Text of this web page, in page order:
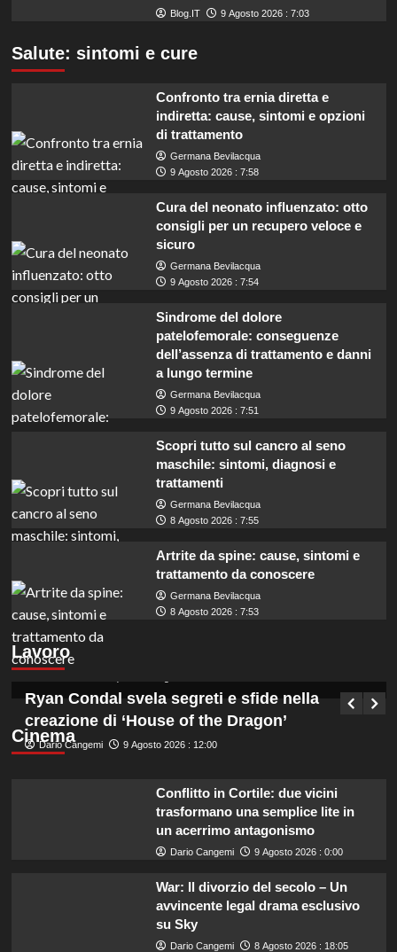
Blog.IT 9 Agosto 2026 : 7:03
Salute: sintomi e cure
Confronto tra ernia diretta e
indiretta: cause, sintomi e opzioni
di trattamento
Germana Bevilacqua
9 Agosto 2026 : 7:58
Cura del neonato influenzato: otto
consigli per un recupero veloce e
sicuro
Germana Bevilacqua
9 Agosto 2026 : 7:54
Sindrome del dolore
patelofemorale: conseguenze
dell’assenza di trattamento e danni
a lungo termine
Germana Bevilacqua
9 Agosto 2026 : 7:51
Scopri tutto sul cancro al seno
maschile: sintomi, diagnosi e
trattamenti
Germana Bevilacqua
8 Agosto 2026 : 7:55
Artrite da spine: cause, sintomi e
trattamento da conoscere
Germana Bevilacqua
8 Agosto 2026 : 7:53
Lavoro
Lavoro in Sardegna: cercasi addetti
informazione con licenza media, opportunità
NEA 116117.
Cinema
Ryan Condal svela segreti e sfide nella
creazione di ‘House of the Dragon’
Dario Cangemi 9 Agosto 2026 : 12:00
Conflitto in Cortile: due vicini
trasformano una semplice lite in
un acerrimo antagonismo
Dario Cangemi 9 Agosto 2026 : 0:00
War: Il divorzio del secolo – Un
avvincente legal drama esclusivo
su Sky
Dario Cangemi 8 Agosto 2026 : 18:05